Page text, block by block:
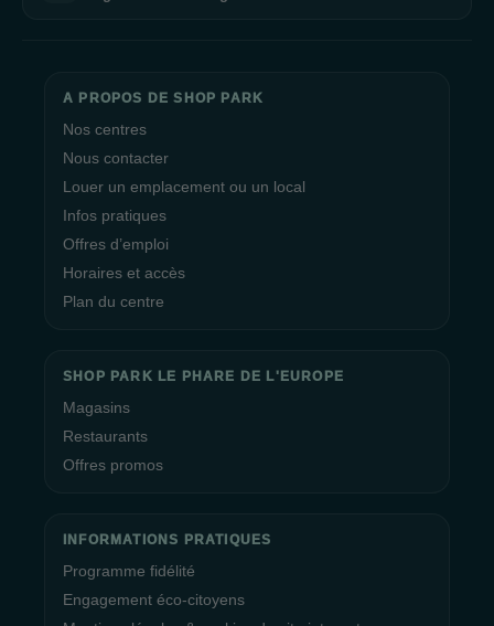
A PROPOS DE SHOP PARK
Nos centres
Nous contacter
Louer un emplacement ou un local
Infos pratiques
Offres d’emploi
Horaires et accès
Plan du centre
SHOP PARK LE PHARE DE L'EUROPE
Magasins
Restaurants
Offres promos
INFORMATIONS PRATIQUES
Programme fidélité
Engagement éco-citoyens